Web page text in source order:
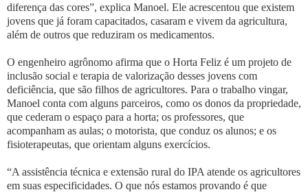
diferença das cores”, explica Manoel. Ele acrescentou que existem
jovens que já foram capacitados, casaram e vivem da agricultura,
além de outros que reduziram os medicamentos.
O engenheiro agrônomo afirma que o Horta Feliz é um projeto de
inclusão social e terapia de valorização desses jovens com
deficiência, que são filhos de agricultores. Para o trabalho vingar,
Manoel conta com alguns parceiros, como os donos da propriedade,
que cederam o espaço para a horta; os professores, que
acompanham as aulas; o motorista, que conduz os alunos; e os
fisioterapeutas, que orientam alguns exercícios.
“A assistência técnica e extensão rural do IPA atende os agricultores
em suas especificidades. O que nós estamos provando é que